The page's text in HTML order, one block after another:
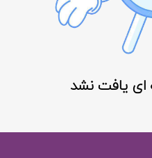
ای یافت نشد